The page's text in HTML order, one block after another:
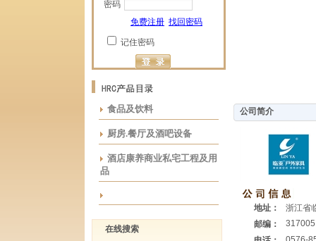
密码
免费注册 找回密码
记住密码
食品及饮料
厨房.餐厅及酒吧设备
酒店康养商业私宅工程及用
品
在线搜索
公司简介
地址：
浙江省
邮编：
317005